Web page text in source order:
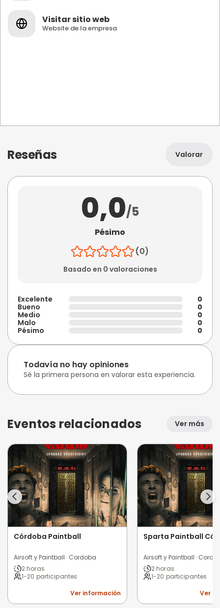
Visitar sitio web
Website de la empresa
Reseñas Valorar
0,0/5
Pésimo
(0)
Basado en 0 valoraciones
Excelente
0
Bueno
0
Medio
0
Malo
0
Pésimo
0
Todavía no hay opiniones
Sé la primera persona en valorar esta experiencia.
Eventos relacionados Ver más
Córdoba Paintball
Airsoft y Paintball · Cordoba
2 horas
1-20 participantes
Ver información
Sparta Paintball
Airsoft y Paintball ·
2 horas
1-20 participantes
Ver